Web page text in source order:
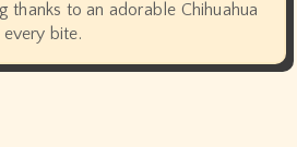
thanks to an adorable Chihuahua
bite.